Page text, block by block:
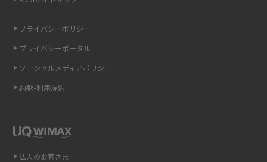
スマホのウィジェットとは？iPhone・Androidの設定方法やおススメを紹
リプライ機能とは？LINE、X（旧Twitter）、Instagram、TikTokで送る方法
インスタのDMの送り方は？便利機能の使い方や注意点をわかりやすく解説
プライバシーポリシー
プライバシーポータル
ソーシャルメディアポリシー
約款•利用規約
法人のお客さま